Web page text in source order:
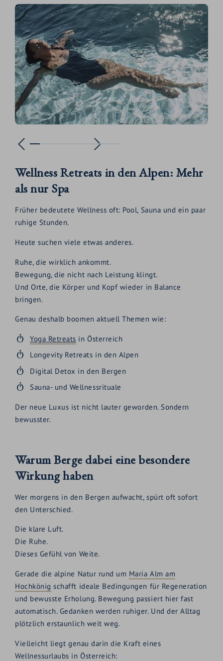
Wellness Retreats in den Alpen: Mehr
als nur Spa
Früher bedeutete Wellness oft: Pool, Sauna und ein paar
ruhige Stunden.
Heute suchen viele etwas anderes.
Ruhe, die wirklich ankommt.
Bewegung, die nicht nach Leistung klingt.
Und Orte, die Körper und Kopf wieder in Balance
bringen.
Genau deshalb boomen aktuell Themen wie:
Yoga Retreats in Österreich
Longevity Retreats in den Alpen
Digital Detox in den Bergen
Sauna- und Wellnessrituale
Der neue Luxus ist nicht lauter geworden. Sondern
bewusster.
Warum Berge dabei eine besondere
Wirkung haben
Wer morgens in den Bergen aufwacht, spürt oft sofort
den Unterschied.
Die klare Luft.
Die Ruhe.
Dieses Gefühl von Weite.
Gerade die alpine Natur rund um Maria Alm am
Hochkönig schafft ideale Bedingungen für Regeneration
und bewusste Erholung. Bewegung passiert hier fast
automatisch. Gedanken werden ruhiger. Und der Alltag
plötzlich erstaunlich weit weg.
Vielleicht liegt genau darin die Kraft eines
Wellnessurlaubs in Österreich: